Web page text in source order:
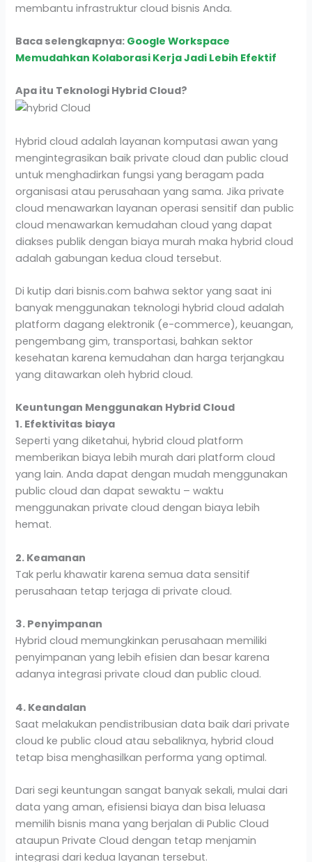
membantu infrastruktur cloud bisnis Anda.
Baca selengkapnya: Google Workspace
Memudahkan Kolaborasi Kerja Jadi Lebih Efektif
Apa itu Teknologi Hybrid Cloud?
Hybrid cloud adalah layanan komputasi awan yang
mengintegrasikan baik private cloud dan public cloud
untuk menghadirkan fungsi yang beragam pada
organisasi atau perusahaan yang sama. Jika private
cloud menawarkan layanan operasi sensitif dan public
cloud menawarkan kemudahan cloud yang dapat
diakses publik dengan biaya murah maka hybrid cloud
adalah gabungan kedua cloud tersebut.
Di kutip dari bisnis.com bahwa sektor yang saat ini
banyak menggunakan teknologi hybrid cloud adalah
platform dagang elektronik (e-commerce), keuangan,
pengembang gim, transportasi, bahkan sektor
kesehatan karena kemudahan dan harga terjangkau
yang ditawarkan oleh hybrid cloud.
Keuntungan Menggunakan Hybrid Cloud
1. Efektivitas biaya
Seperti yang diketahui, hybrid cloud platform
memberikan biaya lebih murah dari platform cloud
yang lain. Anda dapat dengan mudah menggunakan
public cloud dan dapat sewaktu – waktu
menggunakan private cloud dengan biaya lebih
hemat.
2. Keamanan
Tak perlu khawatir karena semua data sensitif
perusahaan tetap terjaga di private cloud.
3. Penyimpanan
Hybrid cloud memungkinkan perusahaan memiliki
penyimpanan yang lebih efisien dan besar karena
adanya integrasi private cloud dan public cloud.
4. Keandalan
Saat melakukan pendistribusian data baik dari private
cloud ke public cloud atau sebaliknya, hybrid cloud
tetap bisa menghasilkan performa yang optimal.
Dari segi keuntungan sangat banyak sekali, mulai dari
data yang aman, efisiensi biaya dan bisa leluasa
memilih bisnis mana yang berjalan di Public Cloud
ataupun Private Cloud dengan tetap menjamin
integrasi dari kedua layanan tersebut.